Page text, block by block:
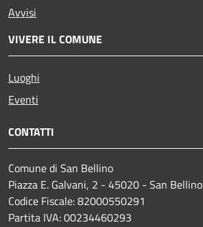
Avvisi
VIVERE IL COMUNE
Luoghi
Eventi
CONTATTI
Comune di San Bellino
Piazza E. Galvani, 2 - 45020 - San Bellino
Codice Fiscale: 82000550291
Partita IVA: 00234460293